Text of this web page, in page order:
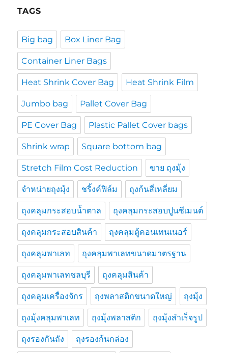
TAGS
Big bag Box Liner Bag
Container Liner Bags
Heat Shrink Cover Bag Heat Shrink Film
Jumbo bag Pallet Cover Bag
PE Cover Bag Plastic Pallet Cover bags
Shrink wrap Square bottom bag
Stretch Film Cost Reduction ขาย ถุงมุ้ง
จำหน่ายถุงมุ้ง ชริ้งค์ฟิล์ม ถุงก้นสี่เหลี่ยม
ถุงคลุมกระสอบน้ำตาล ถุงคลุมกระสอบปูนซีเมนต์
ถุงคลุมกระสอบสินค้า ถุงคลุมตู้คอนเทนเนอร์
ถุงคลุมพาเลท ถุงคลุมพาเลทขนาดมาตรฐาน
ถุงคลุมพาเลทชลบุรี ถุงคลุมสินค้า
ถุงคลุมเครื่องจักร ถุงพลาสติกขนาดใหญ่ ถุงมุ้ง
ถุงมุ้งคลุมพาเลท ถุงมุ้งพลาสติก ถุงมุ้งสำเร็จรูป
ถุงรองกันถัง ถุงรองก้นกล่อง